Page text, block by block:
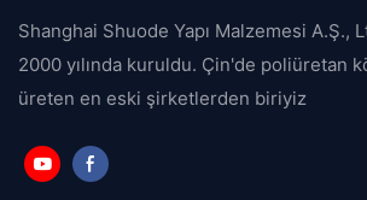
Shanghai Shuode Yapı Malzemesi A.Ş.,
2000 yılında kuruldu. Çin'de poliüretan
üreten en eski şirketlerden biriyiz